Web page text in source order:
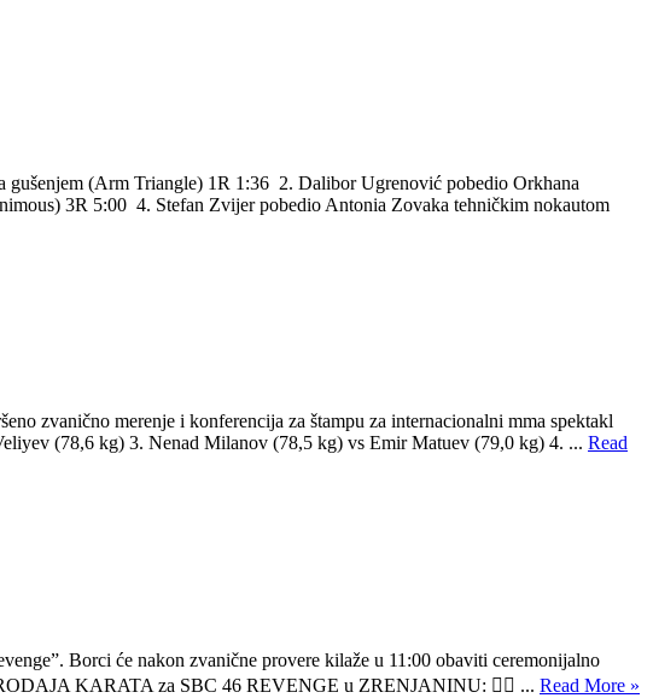
(Arm Triangle) 1R 1:36 2. Dalibor Ugrenović pobedio Orkhana
3R 5:00 4. Stefan Zvijer pobedio Antonia Zovaka tehničkim nokautom
zvanično merenje i konferencija za štampu za internacionalni mma spektakl
(78,6 kg) 3. Nenad Milanov (78,5 kg) vs Emir Matuev (79,0 kg) 4. ... Read
Borci će nakon zvanične provere kilaže u 11:00 obaviti ceremonijalno
KARATA za SBC 46 REVENGE u ZRENJANINU: 👉🏼 ... Read More »